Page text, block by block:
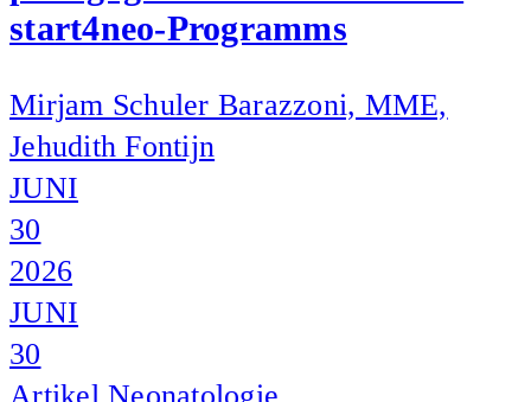
start4neo-Programms
Mirjam Schuler Barazzoni, MME,
Jehudith Fontijn
JUNI
30
2026
JUNI
30
Artikel Neonatologie